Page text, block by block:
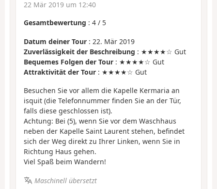
22 Mär 2019 um 12:40
Gesamtbewertung : 4 / 5
Datum deiner Tour : 22. Mär 2019
Zuverlässigkeit der Beschreibung : ★★★★☆ Gut
Bequemes Folgen der Tour : ★★★★☆ Gut
Attraktivität der Tour : ★★★★☆ Gut
Besuchen Sie vor allem die Kapelle Kermaria an
isquit (die Telefonnummer finden Sie an der Tür,
falls diese geschlossen ist).
Achtung: Bei (5), wenn Sie vor dem Waschhaus
neben der Kapelle Saint Laurent stehen, befindet
sich der Weg direkt zu Ihrer Linken, wenn Sie in
Richtung Haus gehen.
Viel Spaß beim Wandern!
Maschinell übersetzt